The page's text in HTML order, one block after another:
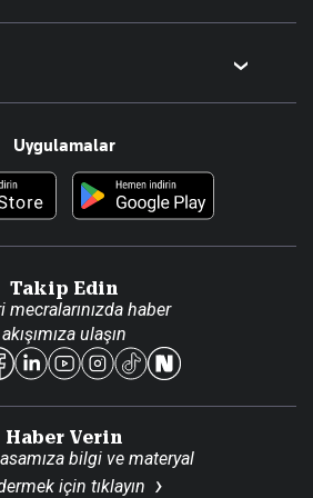
Uygulamalar
Takip Edin
mecralarınızda haber
akışımıza ulaşın
Haber Verin
bilgi ve materyal
için tıklayın